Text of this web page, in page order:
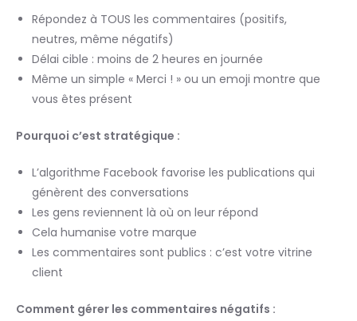
Répondez à TOUS les commentaires (positifs,
neutres, même négatifs)
Délai cible : moins de 2 heures en journée
Même un simple « Merci ! » ou un emoji montre que
vous êtes présent
Pourquoi c’est stratégique :
L’algorithme Facebook favorise les publications qui
génèrent des conversations
Les gens reviennent là où on leur répond
Cela humanise votre marque
Les commentaires sont publics : c’est votre vitrine
client
Comment gérer les commentaires négatifs :